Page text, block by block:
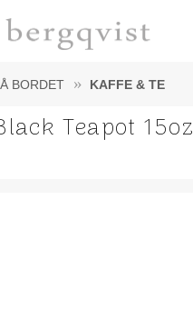
BORDET KAFFE & TE
Teapot 15oz